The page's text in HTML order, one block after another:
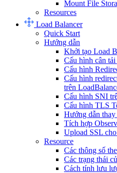
Mount File
Resources
Load Balancer
Quick Start
Hướng dẫn
Khởi tạo Load
Cấu hình cân
Cấu hình
Cấu hình
trên
Cấu hình SNI
Cấu hình TLS
Hướng dẫn thay
Tích hợp
Upload SSL
Resource
Các thông số
Các trạng thái
Cách tính lưu